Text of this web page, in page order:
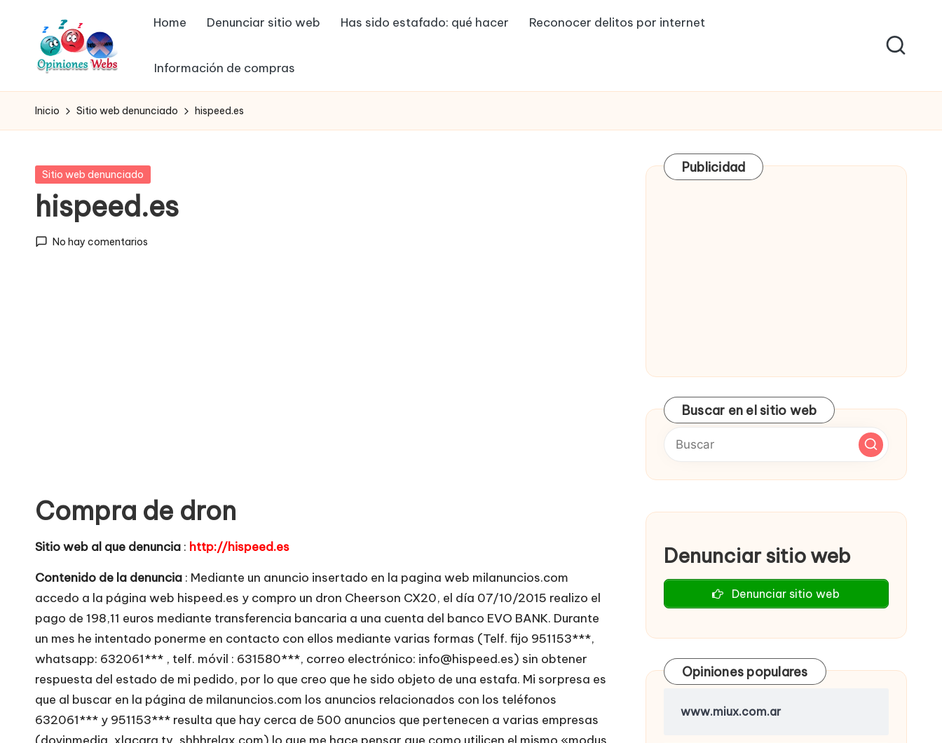
contenido
O
p
io
n
e
ri
o
s
d
e
si
ti
y
compra
vía
online,
comprar
por
Home Denunciar sitio web Has sido estafado: qué hacer Reconocer delitos por internet
Información de compras
Inicio Sitio web denunciado hispeed.es
Publicada
Sitio web denunciado
hispeed.es
No hay comentarios
Compra de dron
Sitio web al que denuncia : http://hispeed.es
Contenido de la denuncia : Mediante un anuncio insertado en la pagina web milanuncios.com
accedo a la página web hispeed.es y compro un dron Cheerson CX20, el día 07/10/2015 realizo el
pago de 198,11 euros mediante transferencia bancaria a una cuenta del banco EVO BANK. Durante
un mes he intentado ponerme en contacto con ellos mediante varias formas (Telf. fijo 951153***,
whatsapp: 632061*** , telf. móvil : 631580***, correo electrónico: info@hispeed.es) sin obtener
respuesta del estado de mi pedido, por lo que creo que he sido objeto de una estafa. Mi sorpresa es
que al buscar en la página de milanuncios.com los anuncios relacionados con los teléfonos
632061*** y 951153*** resulta que hay cerca de 500 anuncios que pertenecen a varias empresas
Publicidad
Buscar en el sitio web
Denunciar sitio web
Denunciar sitio web
Opiniones populares
www.miux.com.ar